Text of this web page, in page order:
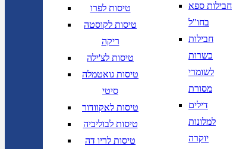
טיסות לפרו
טיסות לקוסטה
ריקה
טיסות לצ'ילה
טיסות גואטמלה
סיטי
טיסות לאקוודור
טיסות לבוליביה
טיסות לריו דה
חבילות ספא
בחו"ל
חבילות
כשרות
לשומרי
מסורת
דילים
למלונות
יוקרה